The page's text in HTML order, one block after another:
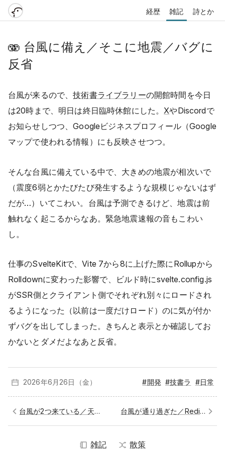
経歴 雑記 詩とか
🫨 台風に備え／そこに地震／バグに
反省
台風が来るので、技術書ライブラリーの開館時間を今日
は20時まで、明日は終日臨時休館にした。 XやDiscordで
お知らせしつつ、Googleビジネスプロフィール（Google
マップで使われる情報）にも反映させつつ。
そんな台風に備えている中で、大きめの地震が相次いで
（震度6弱とかたびたび発生するような規模じゃないはず
だが…）いてこわい。台風は予測できるけど、地震は前
触れなく起こるからなあ。緊急地震速報の音もこわい
し。
仕事のSvelteKitで、Vite 7から8に上げた際にRollupから
Rolldownに変わった影響で、ビルド時にsvelte.config.js
がSSR側とクライアント側でそれぞれ別々にロードされ
るようになった（以前は一度だけロード）のに気が付か
ずバグを出してしまった。きちんと表示とか確認してお
かないとダメだよなあと反省。
2026年6月 26日（金） #開発 #技書ラ #日常
台風が2つ来ている／天気に敏感 台風が通り過ぎた／Redisにさよなら
雑記 散策